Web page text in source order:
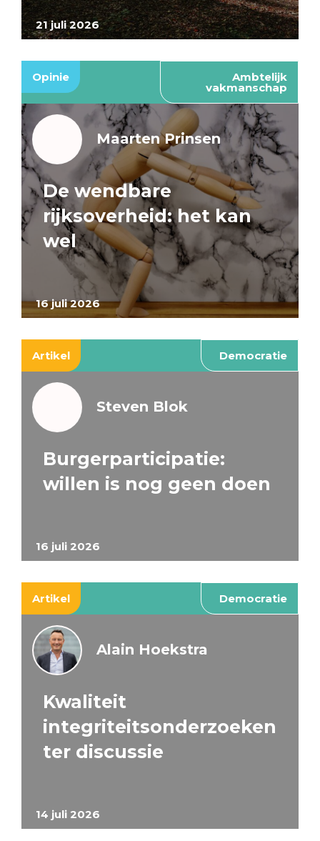
21 juli 2026
Opinie Ambtelijk
vakmanschap
16 juli 2026
Maarten Prinsen
De wendbare
rijksoverheid: het kan
wel
Artikel Democratie
16 juli 2026
Steven Blok
Burgerparticipatie:
willen is nog geen doen
Artikel Democratie
14 juli 2026
Alain Hoekstra
Kwaliteit
integriteitsonderzoeken
ter discussie